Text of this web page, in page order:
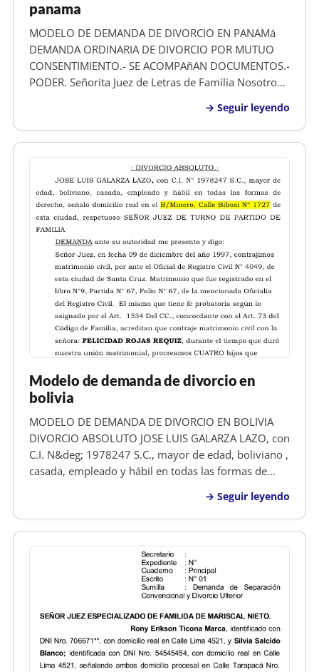
panama
MODELO DE DEMANDA DE DIVORCIO EN PANAMá
DEMANDA ORDINARIA DE DIVORCIO POR MUTUO
CONSENTIMIENTO.- SE ACOMPAñAN DOCUMENTOS.-
PODER. Señorita Juez de Letras de Familia Nosotros,
hondureño, animador, con numero de identidad
0101-2025-00872 y de este domicilio y KRISANN
DIANA FRE…
Seguir leyendo
Modelo de demanda de divorcio en
bolivia
MODELO DE DEMANDA DE DIVORCIO EN BOLIVIA
DIVORCIO ABSOLUTO JOSE LUIS GALARZA LAZO, con
C.I. N&deg; 1978247 S.C., mayor de edad, boliviano ,
casada, empleado y hábil en todas las formas de
Bibosi N&deg; 1727 de esta ciudad, respetuoso
SEñOR JUEZ DE TURNO DE PARTIDO D…
Seguir leyendo